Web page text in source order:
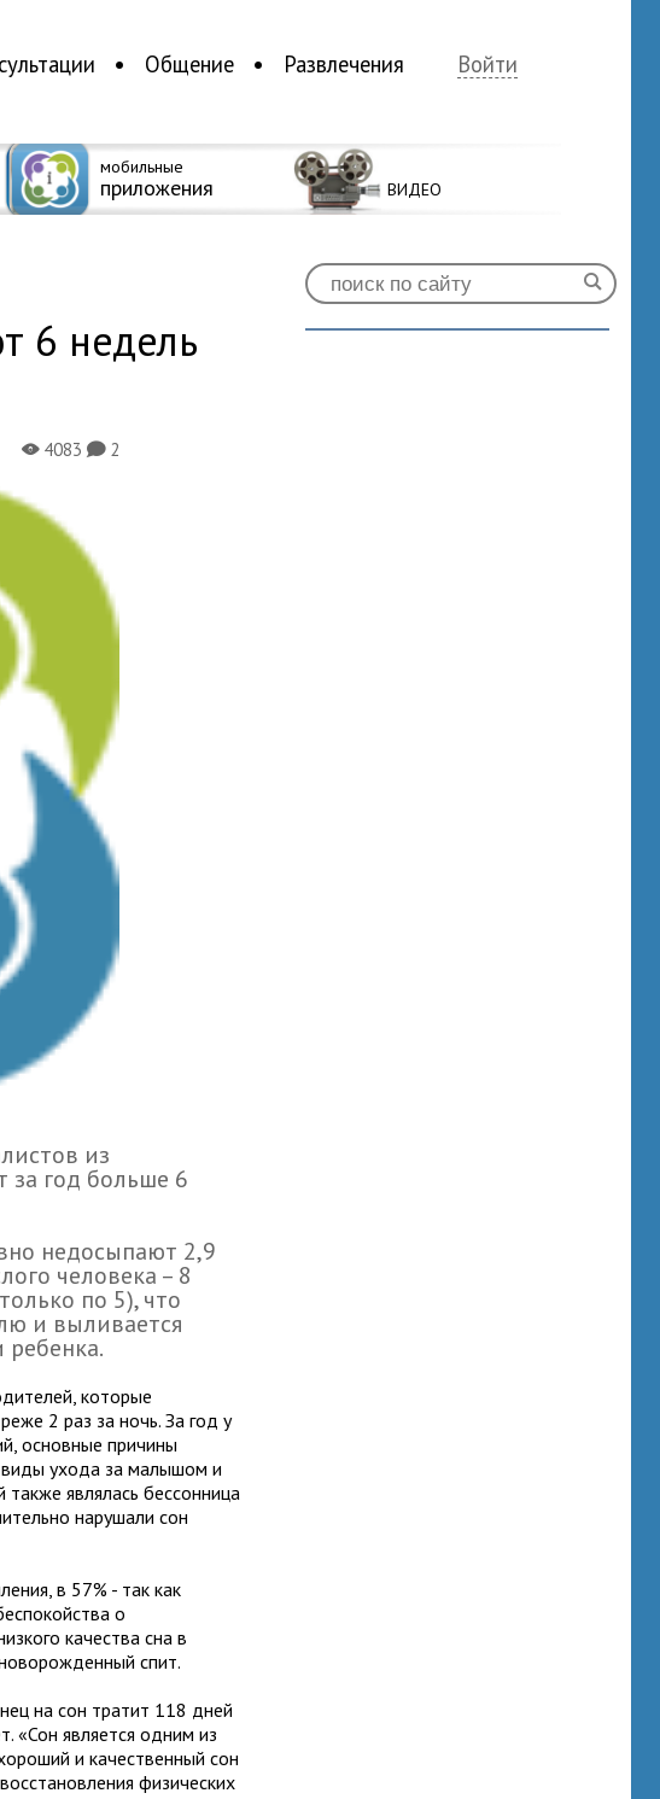
Общение Развлечения Войти
мобильные
приложения ВИДЕО
6 недель
X4083K2
из
за год больше 6
недосыпают 2,9
человека – 8
по 5), что
и выливается
которые
2 раз за ночь. За год у
основные причины
ухода за малышом и
являлась бессонница
нарушали сон
в 57% - так как
о
качества сна в
спит.
на сон тратит 118 дней
«Сон является одним из
и качественный сон
физических